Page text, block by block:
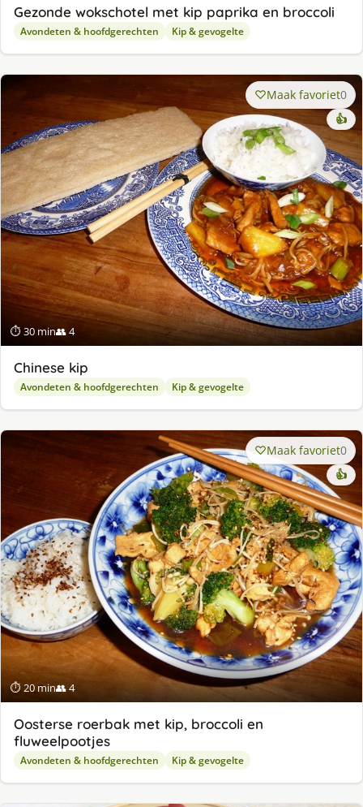
Gezonde wokschotel met kip paprika en broccoli
Avondeten & hoofdgerechten Kip & gevogelte
⏱ 30 min👥 4
Maak favoriet0
👍
Chinese kip
Avondeten & hoofdgerechten Kip & gevogelte
⏱ 20 min👥 4
Maak favoriet0
👍
Oosterse roerbak met kip, broccoli en
fluweelpootjes
Avondeten & hoofdgerechten Kip & gevogelte